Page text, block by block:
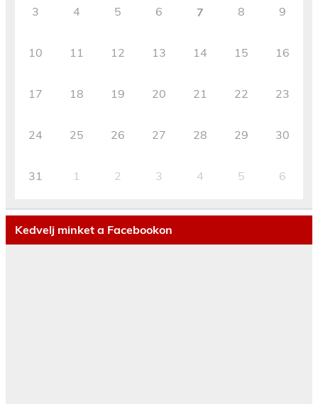
3 4 5 6 7 8 9
10 11 12 13 14 15 16
17 18 19 20 21 22 23
24 25 26 27 28 29 30
31 1 2 3 4 5 6
Kedvelj minket a Facebookon